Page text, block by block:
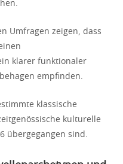
Umfragen zeigen, dass
klarer funktionaler
empfinden.
klassische
kulturelle
übergegangen sind.